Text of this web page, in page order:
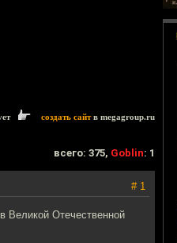
создать сайтв megagroup.ru
всего: 375, Goblin: 1
# 1
Великой Отечественной